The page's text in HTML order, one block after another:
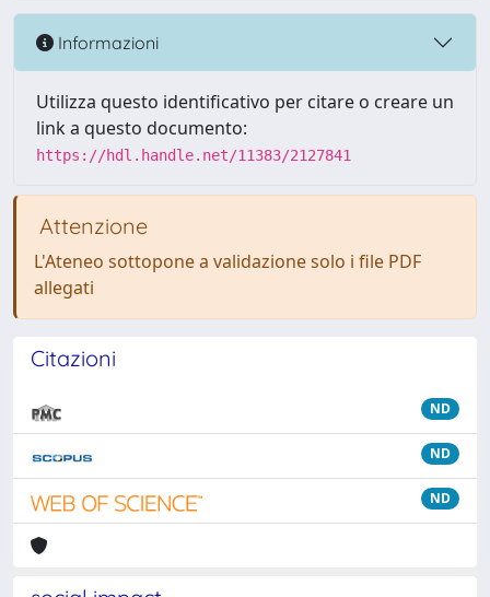
Informazioni
Utilizza questo identificativo per citare o creare un
link a questo documento:
https://hdl.handle.net/11383/2127841
Attenzione
L'Ateneo sottopone a validazione solo i file PDF
allegati
Citazioni
ND
ND
ND